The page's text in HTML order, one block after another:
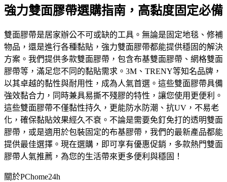
強力雙面膠帶選購指南，高黏度固定必備
雙面膠帶是居家辦公不可或缺的工具。無論是固定地毯、修補
物品，還是進行各種黏貼，強力雙面膠帶都能提供穩固的解決
方案。我們提供多款雙面膠帶，包含布基雙面膠帶、網格雙面
膠帶等，滿足您不同的黏貼需求。3M、TRENY等知名品牌，
以其卓越的黏性與耐用性，成為人氣首選。這些雙面膠帶具備
強效黏合力，同時兼具易撕不殘膠的特性，讓您使用更便利。
這些雙面膠帶不僅黏性持久，更能防水防潮、抗UV，不易老
化，確保黏貼效果經久不衰。不論是需要免釘免打的透明雙面
膠帶，或是適用於包裝固定的布基膠帶，我們的最新產品都能
提供最佳選擇。現在選購，即可享有優惠促銷，多款熱門雙面
膠帶人氣推薦，為您的生活帶來更多便利與穩固！
關於PChome24h